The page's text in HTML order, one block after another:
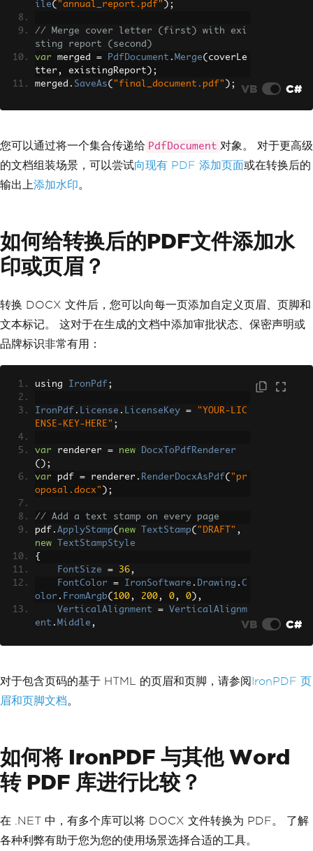
ile( "annual_report.pdf" );
// Merge cover letter (first) with exi
sting report (second)
var merged = PdfDocument . Merge( coverLe
tter , existingReport );
merged . SaveAs( "final_document.pdf" ); VB C#
您可以通过将一个集合传递给 PdfDocument 对象。 对于更高级
的文档组装场景，可以尝试向现有 PDF 添加页面或在转换后的
输出上添加水印。
如何给转换后的PDF文件添加水
印或页眉？
转换 DOCX 文件后，您可以向每一页添加自定义页眉、页脚和
文本标记。 这对于在生成的文档中添加审批状态、保密声明或
品牌标识非常有用：
using IronPdf ;
IronPdf . License . LicenseKey =
"YOUR-LIC
ENSE-KEY-HERE" ;
var renderer = new
DocxToPdfRenderer
();
var pdf = renderer . RenderDocxAsPdf( "pr
oposal.docx" );
// Add a text stamp on every page
pdf . ApplyStamp( new TextStamp( "DRAFT" ,
new
TextStampStyle
{
FontSize
= 36,
FontColor
= IronSoftware . Drawing . C
olor . FromArgb( 100, 200, 0, 0 ),
VerticalAlignment
=
VerticalAlignm
ent . Middle ,
}));
pdf.SaveAs
VB C#
对于包含页码的基于 HTML 的页眉和页脚，请参阅IronPDF 页
眉和页脚文档。
如何将 IronPDF 与其他 Word
转 PDF 库进行比较？
在 .NET 中，有多个库可以将 DOCX 文件转换为 PDF。 了解
各种利弊有助于您为您的使用场景选择合适的工具。